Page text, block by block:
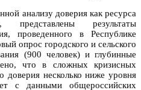
анализу доверия как ресурса
представлены результаты
проведенного в Республике
опрос городского и сельского
(900 человек) и глубинные
что в сложных кризисных
доверия несколько ниже уровня
с данными общероссийских